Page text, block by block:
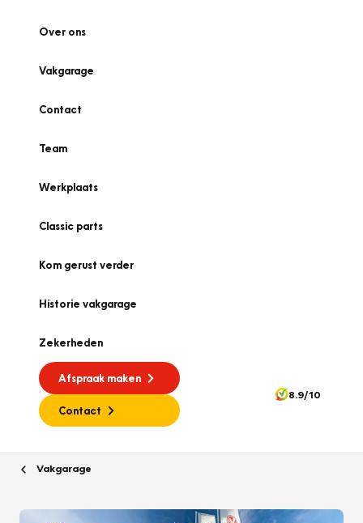
Over ons
Vakgarage
Contact
Team
Werkplaats
Classic parts
Kom gerust verder
Historie vakgarage
Zekerheden
Afspraak maken
Contact
8.9/10
Vakgarage